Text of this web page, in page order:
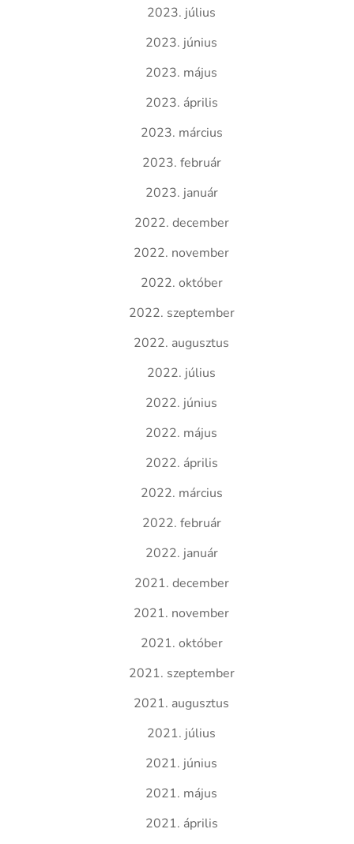
2023. július
2023. június
2023. május
2023. április
2023. március
2023. február
2023. január
2022. december
2022. november
2022. október
2022. szeptember
2022. augusztus
2022. július
2022. június
2022. május
2022. április
2022. március
2022. február
2022. január
2021. december
2021. november
2021. október
2021. szeptember
2021. augusztus
2021. július
2021. június
2021. május
2021. április